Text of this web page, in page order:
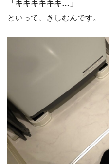
「キキキキキキ…」
といって、きしむんです。